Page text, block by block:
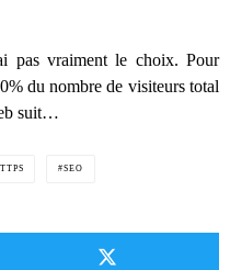
pas vraiment le choix. Pour
du nombre de visiteurs total
suit…
SEO